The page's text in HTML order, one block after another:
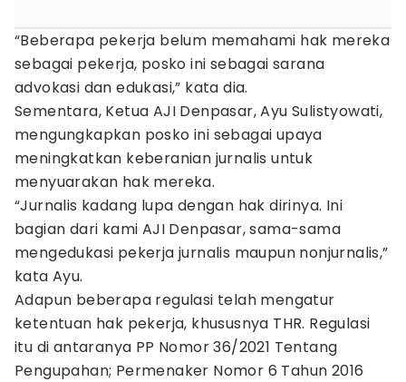
“Beberapa pekerja belum memahami hak mereka
sebagai pekerja, posko ini sebagai sarana
advokasi dan edukasi,” kata dia.
Sementara, Ketua AJI Denpasar, Ayu Sulistyowati,
mengungkapkan posko ini sebagai upaya
meningkatkan keberanian jurnalis untuk
menyuarakan hak mereka.
“Jurnalis kadang lupa dengan hak dirinya. Ini
bagian dari kami AJI Denpasar, sama-sama
mengedukasi pekerja jurnalis maupun nonjurnalis,”
kata Ayu.
Adapun beberapa regulasi telah mengatur
ketentuan hak pekerja, khususnya THR. Regulasi
itu di antaranya PP Nomor 36/2021 Tentang
Pengupahan; Permenaker Nomor 6 Tahun 2016